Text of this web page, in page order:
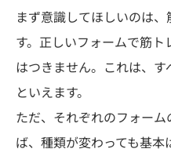
まず意識してほしいのは
す。正しいフォームで筋
はつきません。これは、
といえます。
ただ、それぞれのフォー
ば、種類が変わっても基